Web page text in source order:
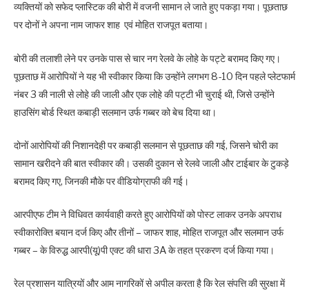
व्यक्तियों को सफेद प्लास्टिक की बोरी में वजनी सामान ले जाते हुए पकड़ा गया। पूछताछ
पर दोनों ने अपना नाम जाफर शाह एवं मोहित राजपूत बताया।
बोरी की तलाशी लेने पर उनके पास से चार नग रेलवे के लोहे के पट्टे बरामद किए गए।
पूछताछ में आरोपियों ने यह भी स्वीकार किया कि उन्होंने लगभग 8-10 दिन पहले प्लेटफार्म
नंबर 3 की नाली से लोहे की जाली और एक लोहे की पट्टी भी चुराई थी, जिसे उन्होंने
हाउसिंग बोर्ड स्थित कबाड़ी सलमान उर्फ गब्बर को बेच दिया था।
दोनों आरोपियों की निशानदेही पर कबाड़ी सलमान से पूछताछ की गई, जिसने चोरी का
सामान खरीदने की बात स्वीकार की। उसकी दुकान से रेलवे जाली और टाईबार के टुकड़े
बरामद किए गए, जिनकी मौके पर वीडियोग्राफी की गई।
आरपीएफ टीम ने विधिवत कार्यवाही करते हुए आरोपियों को पोस्ट लाकर उनके अपराध
स्वीकारोक्ति बयान दर्ज किए और तीनों – जाफर शाह, मोहित राजपूत और सलमान उर्फ
गब्बर – के विरुद्ध आरपी(यू)पी एक्ट की धारा 3A के तहत प्रकरण दर्ज किया गया।
रेल प्रशासन यात्रियों और आम नागरिकों से अपील करता है कि रेल संपत्ति की सुरक्षा में